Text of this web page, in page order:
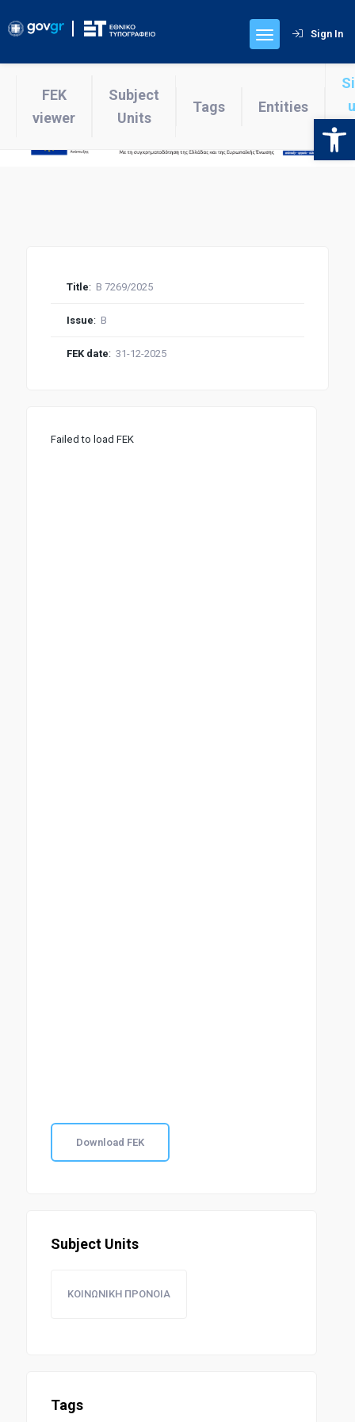
Sign In
FEK
viewer
Subject
Units
Tags Entities
Failed to load FEK
Download FEK
Subject Units
ΚΟΙΝΩΝΙΚΗ ΠΡΟΝΟΙΑ
Tags
Title: Β 7269/2025
Issue: Β
FEK date: 31-12-2025